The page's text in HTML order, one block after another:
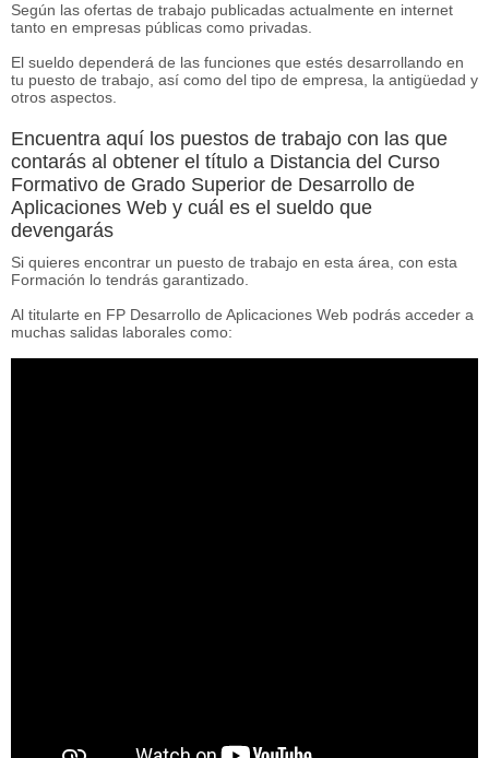
Según las ofertas de trabajo publicadas actualmente en internet
tanto en empresas públicas como privadas.
El sueldo dependerá de las funciones que estés desarrollando en
tu puesto de trabajo, así como del tipo de empresa, la antigüedad y
otros aspectos.
Encuentra aquí los puestos de trabajo con las que
contarás al obtener el título a Distancia del Curso
Formativo de Grado Superior de Desarrollo de
Aplicaciones Web y cuál es el sueldo que
devengarás
Si quieres encontrar un puesto de trabajo en esta área, con esta
Formación lo tendrás garantizado.
Al titularte en FP Desarrollo de Aplicaciones Web podrás acceder a
muchas salidas laborales como: